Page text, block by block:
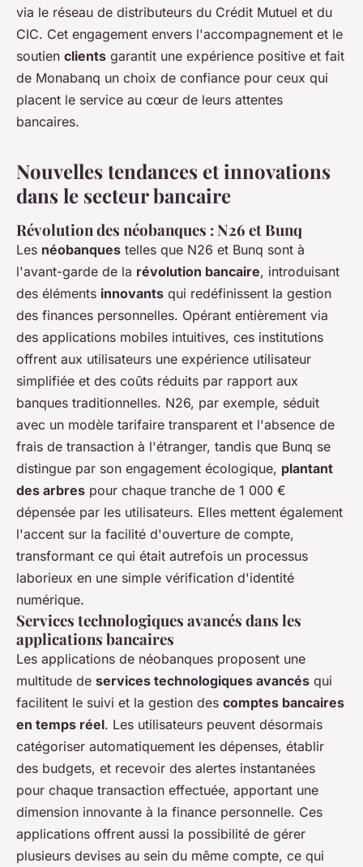
via le réseau de distributeurs du Crédit Mutuel et du
CIC. Cet engagement envers l'accompagnement et le
soutien clients garantit une expérience positive et fait
de Monabanq un choix de confiance pour ceux qui
placent le service au cœur de leurs attentes
bancaires.
Nouvelles tendances et innovations
dans le secteur bancaire
Révolution des néobanques : N26 et Bunq
Les néobanques telles que N26 et Bunq sont à
l'avant-garde de la révolution bancaire, introduisant
des éléments innovants qui redéfinissent la gestion
des finances personnelles. Opérant entièrement via
des applications mobiles intuitives, ces institutions
offrent aux utilisateurs une expérience utilisateur
simplifiée et des coûts réduits par rapport aux
banques traditionnelles. N26, par exemple, séduit
avec un modèle tarifaire transparent et l'absence de
frais de transaction à l'étranger, tandis que Bunq se
distingue par son engagement écologique, plantant
des arbres pour chaque tranche de 1 000 €
dépensée par les utilisateurs. Elles mettent également
l'accent sur la facilité d'ouverture de compte,
transformant ce qui était autrefois un processus
laborieux en une simple vérification d'identité
numérique.
Services technologiques avancés dans les
applications bancaires
Les applications de néobanques proposent une
multitude de services technologiques avancés qui
facilitent le suivi et la gestion des comptes bancaires
en temps réel. Les utilisateurs peuvent désormais
catégoriser automatiquement les dépenses, établir
des budgets, et recevoir des alertes instantanées
pour chaque transaction effectuée, apportant une
dimension innovante à la finance personnelle. Ces
applications offrent aussi la possibilité de gérer
plusieurs devises au sein du même compte, ce qui